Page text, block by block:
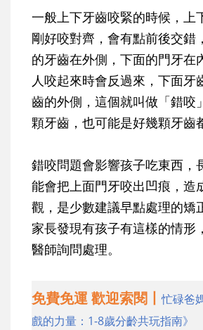
一般上下牙齒咬緊的時候，上
剛好咬對齊，會有點前後交錯
的牙齒在外側，下面的門牙在
人咬起來時會反過來，下面牙
齒的外側，這個就叫做「錯咬
顆牙齒，也可能是好幾顆牙齒
錯咬問題會影響孩子吃東西，
能會把上面門牙咬出凹痕，造
觀，是少數建議早點處理的矯
家長發現有孩子有這樣的情形
醫師詢問處理。
免費免運 歡迎索閱丨忙碌爸
戲的力量：1-8歲分齡共玩指南》